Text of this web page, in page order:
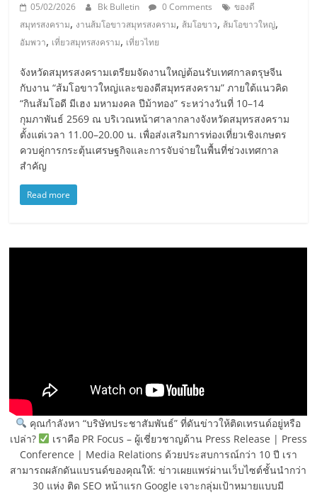
05/02/2026 Bk Bulletin 0 Comments
ของดี
สมุทรสงคราม, งานส้มโอขาวสมุทรสงคราม, ส้มโอขาว, ส้มโอขาวใหญ่,
อัมพวา, เที่ยวสมุทรสงคราม, เที่ยวไทย
จังหวัดสมุทรสงครามเตรียมจัดงานใหญ่ต้อนรับเทศกาลตรุษจีน
กับงาน “ส้มโอขาวใหญ่และของดีสมุทรสงคราม” ภายใต้แนวคิด
“กินส้มโอดี มีเฮง มหามงคล ปีม้าทอง” ระหว่างวันที่ 10–14
กุมภาพันธ์ 2569 ณ บริเวณหน้าศาลากลางจังหวัดสมุทรสงคราม
ตั้งแต่เวลา 11.00–20.00 น. เพื่อส่งเสริมการท่องเที่ยวเชิงเกษตร
ควบคู่การกระตุ้นเศรษฐกิจและการจับจ่ายในพื้นที่ช่วงเทศกาล
สำคัญ
Read more
คุณกำลังหา “บริษัทประชาสัมพันธ์” ที่ดันข่าวให้ติดเทรนด์อยู่หรือ
เปล่า?
เราคือ PR Focus – ผู้เชี่ยวชาญด้าน Press Release | Press
Conference | Media Relations ด้วยประสบการณ์กว่า 10 ปี เรา
สามารถผลักดันแบรนด์ของคุณให้: ข่าวเผยแพร่ผ่านเว็บไซต์ชั้นนำกว่า
30 แห่ง ติด SEO หน้าแรก Google เจาะกลุ่มเป้าหมายแบบมี